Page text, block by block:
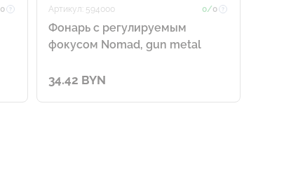
0 Артикул: 594000 0/0
Фонарь с регулируемым
фокусом Nomad, gun metal
34.42 BYN